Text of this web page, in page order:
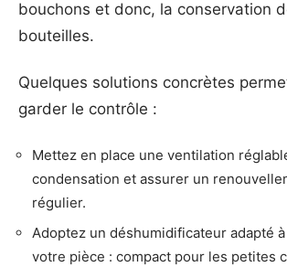
bouchons et donc, la conservation
bouteilles.
Quelques solutions concrètes
garder le contrôle :
Mettez en place une ventilation
condensation et assurer un
régulier.
Adoptez un déshumidificateur adapté
votre pièce : compact pour les petites